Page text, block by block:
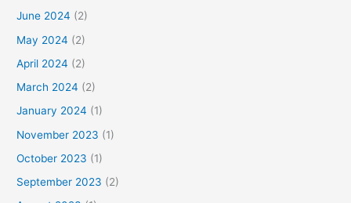
June 2024 (2)
May 2024 (2)
April 2024 (2)
March 2024 (2)
January 2024 (1)
November 2023 (1)
October 2023 (1)
September 2023 (2)